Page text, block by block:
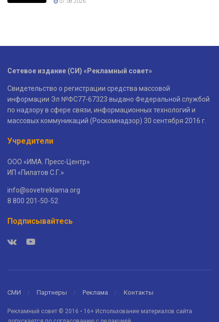
07.08.2026
Сетевое издание (СИ) «Рекламный совет»
Свидетельство о регистрации средства массовой
информации Эл №ФС77-67323 выдано Федеральной службой
по надзору в сфере связи, информационных технологий и
массовых коммуникаций (Роскомнадзор) 30 сентября 2016 г.
Учредители
ООО «ИМА. Пресс-Центр»
ИП «Пилатов С.Г.»
info@sovetreklama.org
8 800 201-50-52
Подписывайтесь
СМИ Партнеры Реклама Контакты
Рекламный совет © 2016 • 16+ Использование материалов сайта